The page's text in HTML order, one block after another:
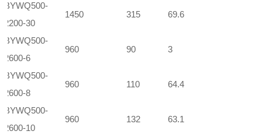
BYWQ500-
2200-30
1450 315 69.6
BYWQ500-
2600-6
960 90 3
BYWQ500-
2600-8
960 110 64.4
BYWQ500-
2600-10
960 132 63.1